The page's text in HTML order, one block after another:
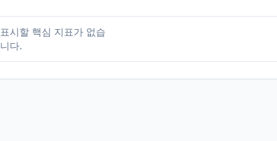
표시할 핵심 지표가 없습
니다.